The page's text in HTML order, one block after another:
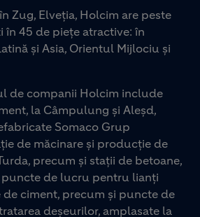
Zug, Elveția, Holcim are peste
în 45 de piețe atractive: în
și Asia, Orientul Mijlociu și
de companii Holcim include
la Câmpulung și Aleșd,
Somaco Grup
de măcinare și producție de
precum și stații de betoane,
puncte de lucru pentru lianți
de ciment, precum și puncte de
deșeurilor, amplasate la